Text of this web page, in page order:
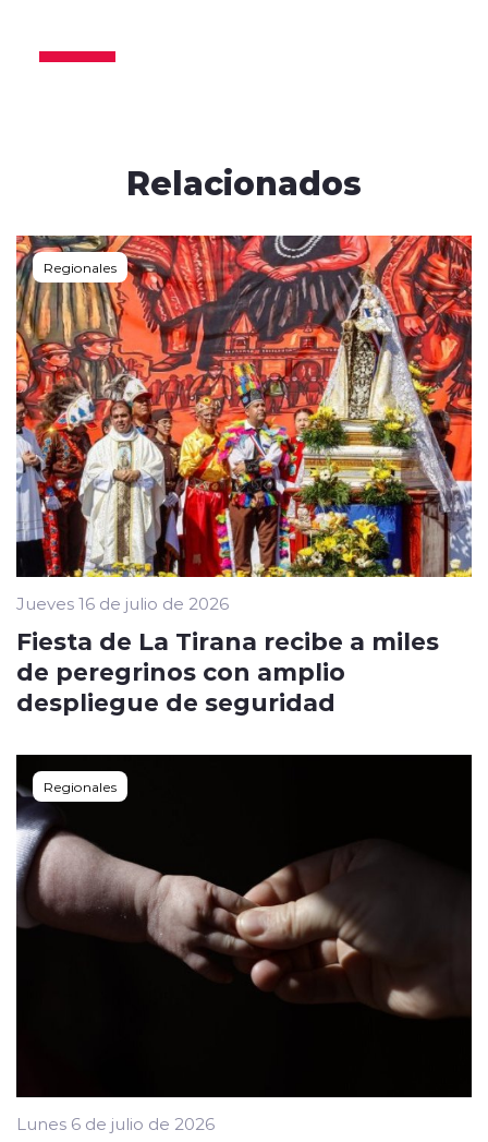
Relacionados
Regionales
Jueves 16 de julio de 2026
Fiesta de La Tirana recibe a miles
de peregrinos con amplio
despliegue de seguridad
Regionales
Lunes 6 de julio de 2026